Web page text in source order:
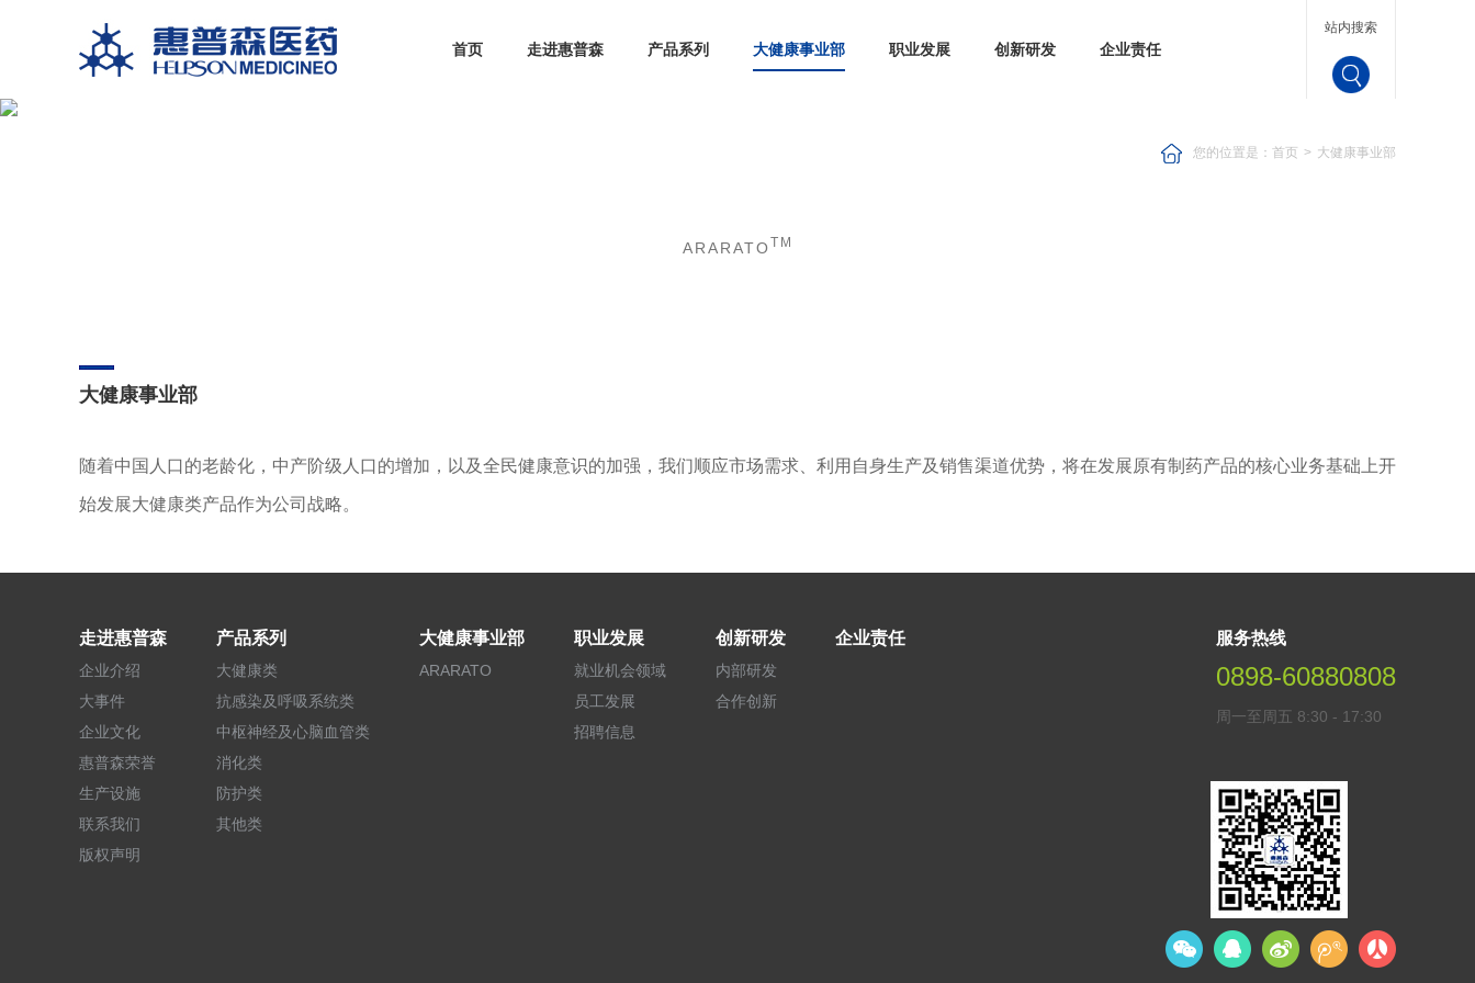
首页 走进惠普森 产品系列 大健康事业部 职业发展 创新研发 企业责任
站内搜索
您的位置是： 首页 > 大健康事业部
ARARATOTM
大健康事业部
随着中国人口的老龄化，中产阶级人口的增加，以及全民健康意识的加强，我们顺应市场需求、利用自身生产及销售渠道优势，将在发展原有制药产品的核心业务基础上开
始发展大健康类产品作为公司战略。
走进惠普森
企业介绍
大事件
企业文化
惠普森荣誉
生产设施
联系我们
版权声明
产品系列
大健康类
抗感染及呼吸系统类
中枢神经及心脑血管类
消化类
防护类
其他类
大健康事业部
ARARATO
职业发展
就业机会领域
员工发展
招聘信息
创新研发
内部研发
合作创新
企业责任 服务热线
0898-60880808
周一至周五 8:30 - 17:30